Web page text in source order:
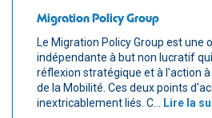
Migration Policy Group
Le Migration Policy Group est une
indépendante à but non lucratif
réflexion stratégique et à l'action
de la Mobilité. Ces deux points
inextricablement liés. C...
Lire la